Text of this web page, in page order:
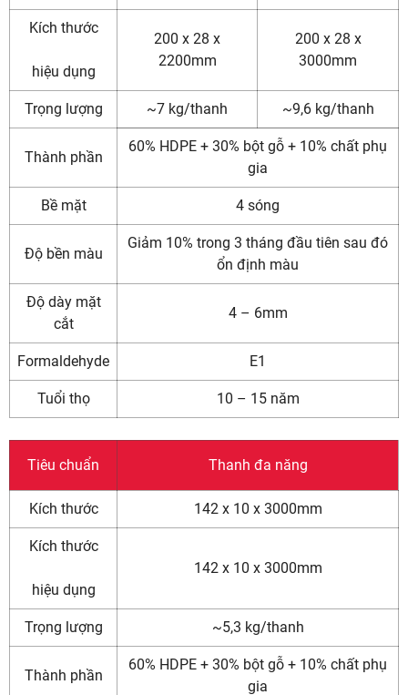
Kích thước
hiệu dụng
200 x 28 x
2200mm
200 x 28 x
3000mm
Trọng lượng ~7 kg/thanh ~9,6 kg/thanh
Thành phần
60% HDPE + 30% bột gỗ + 10% chất phụ
gia
Bề mặt 4 sóng
Độ bền màu
Giảm 10% trong 3 tháng đầu tiên sau đó
ổn định màu
Độ dày mặt
cắt
4 – 6mm
Formaldehyde E1
Tuổi thọ 10 – 15 năm
Tiêu chuẩn Thanh đa năng
Kích thước 142 x 10 x 3000mm
Kích thước
hiệu dụng
142 x 10 x 3000mm
Trọng lượng ~5,3 kg/thanh
Thành phần
60% HDPE + 30% bột gỗ + 10% chất phụ
gia